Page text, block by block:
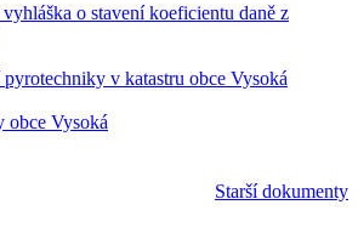
o stavení koeficientu daně z
v katastru obce Vysoká
obce Vysoká
Starší dokumenty